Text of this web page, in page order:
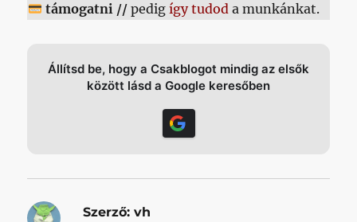
támogatni //pedig így tudoda munkánkat.
Állítsd be, hogy a Csakblogot mindig az elsők
között lásd a Google keresőben
Szerző: vh